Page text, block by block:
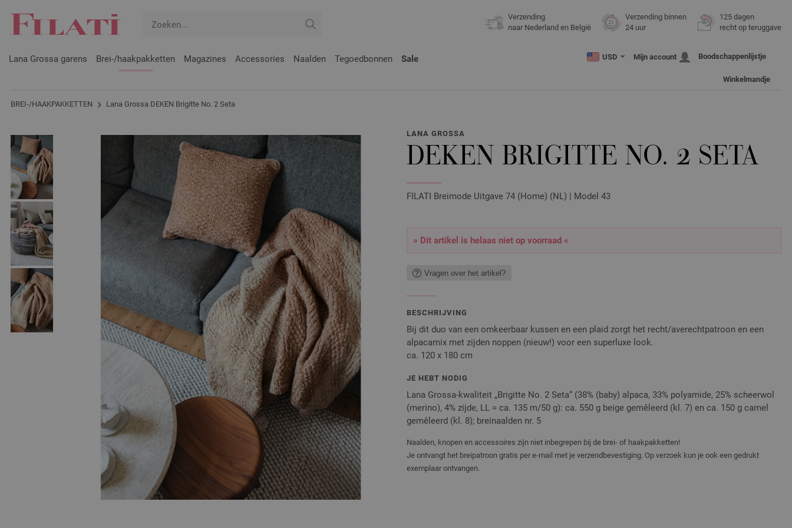
Verzending
naar Nederland en België
Verzending binnen
24 uur
125 dagen
recht op teruggave
Lana Grossa garens Brei-/haakpakketten Magazines Accessories Naalden Tegoedbonnen Sale USD Mijn account Boodschappenlijstje
Winkelmandje
BREI-/HAAKPAKKETTEN Lana Grossa DEKEN Brigitte No. 2 Seta
LANA GROSSA
DEKEN BRIGITTE NO. 2 SETA
FILATI Breimode Uitgave 74 (Home) (NL) | Model 43
» Dit artikel is helaas niet op voorraad «
Vragen over het artikel?
BESCHRIJVING
Bij dit duo van een omkeerbaar kussen en een plaid zorgt het recht/averechtpatroon en een
alpacamix met zijden noppen (nieuw!) voor een superluxe look.
ca. 120 x 180 cm
JE HEBT NODIG
Lana Grossa-kwaliteit „Brigitte No. 2 Seta“ (38% (baby) alpaca, 33% polyamide, 25% scheerwol
(merino), 4% zijde, LL = ca. 135 m/50 g): ca. 550 g beige gemêleerd (kl. 7) en ca. 150 g camel
gemêleerd (kl. 8); breinaalden nr. 5
Naalden, knopen en accessoires zijn niet inbegrepen bij de brei- of haakpakketten!
Je ontvangt het breipatroon gratis per e-mail met je verzendbevestiging. Op verzoek kun je ook een gedrukt
exemplaar ontvangen.